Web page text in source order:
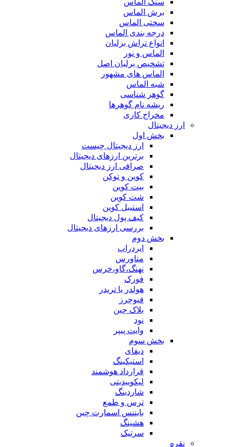
برش الماس
سختی الماس
درجه بندی الماس
انواع تراش برلیان
الماس و نور
تشخیص برلیان اصل
الماس های مشهور
شبه الماس
گوهر شناسی
ریشه نام گوهرها
مخراج کاری
ارز دیجیتال
بخش اول
ارز دیجیتال چیست
برترین ارزهای دیجیتال
صرافی ارز دیجیتال
کوین و توکن
بیت کوین
شت کوین
استیبل کوین
کیف پول دیجیتال
بررسی ارزهای دیجیتال
بخش دوم
ایردراپ
متاورس
نهنگ،گاو،خرس
فورک
هولدر یا تریدر
فیوچرز
بلاک چین
نود
وایت پیپر
بخش سوم
دیفای
استیکینگ
قرارداد هوشمند
لیکوییدیتی
شاردینگ
ترس و طمع
بایننس اسمارت چین
هشینگ
سرتیک
نقره